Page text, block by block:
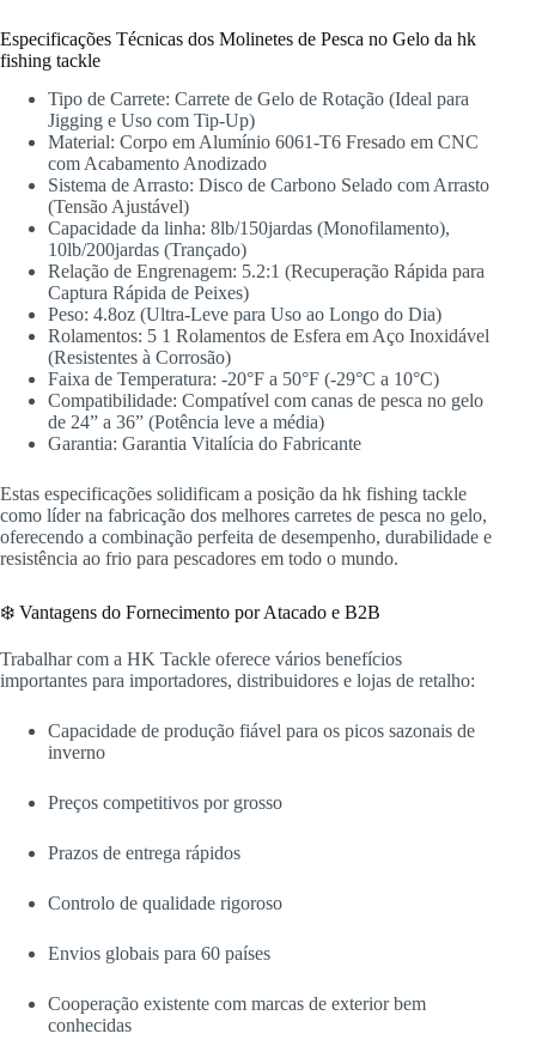
Especificações Técnicas dos Molinetes de Pesca no Gelo da hk
fishing tackle
Tipo de Carrete: Carrete de Gelo de Rotação (Ideal para
Jigging e Uso com Tip-Up)
Material: Corpo em Alumínio 6061-T6 Fresado em CNC
com Acabamento Anodizado
Sistema de Arrasto: Disco de Carbono Selado com Arrasto
(Tensão Ajustável)
Capacidade da linha: 8lb/150jardas (Monofilamento),
10lb/200jardas (Trançado)
Relação de Engrenagem: 5.2:1 (Recuperação Rápida para
Captura Rápida de Peixes)
Peso: 4.8oz (Ultra-Leve para Uso ao Longo do Dia)
Rolamentos: 5 1 Rolamentos de Esfera em Aço Inoxidável
(Resistentes à Corrosão)
Faixa de Temperatura: -20°F a 50°F (-29°C a 10°C)
Compatibilidade: Compatível com canas de pesca no gelo
de 24” a 36” (Potência leve a média)
Garantia: Garantia Vitalícia do Fabricante
Estas especificações solidificam a posição da hk fishing tackle
como líder na fabricação dos melhores carretes de pesca no gelo,
oferecendo a combinação perfeita de desempenho, durabilidade e
resistência ao frio para pescadores em todo o mundo.
❄️ Vantagens do Fornecimento por Atacado e B2B
Trabalhar com a HK Tackle oferece vários benefícios
importantes para importadores, distribuidores e lojas de retalho:
Capacidade de produção fiável para os picos sazonais de
inverno
Preços competitivos por grosso
Prazos de entrega rápidos
Controlo de qualidade rigoroso
Envios globais para 60 países
Cooperação existente com marcas de exterior bem
conhecidas